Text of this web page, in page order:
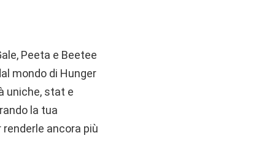
Peeta e Beetee
mondo di Hunger
uniche, stat e
la tua
ancora più